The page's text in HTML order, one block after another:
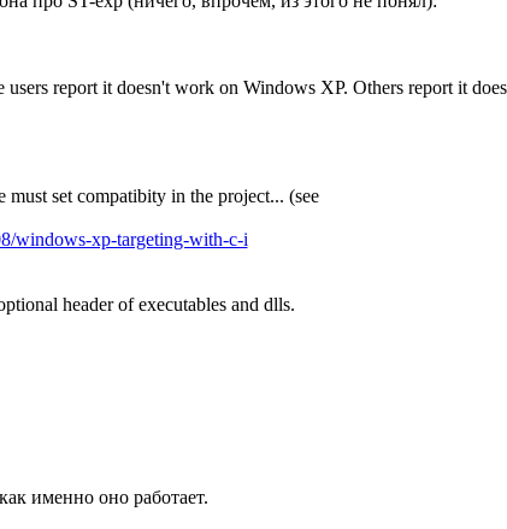
report it doesn't work on Windows XP. Others report it
set compatibity in the project... (see
windows-xp-targeting-with-c-i
header of executables and dlls.
именно оно работает.